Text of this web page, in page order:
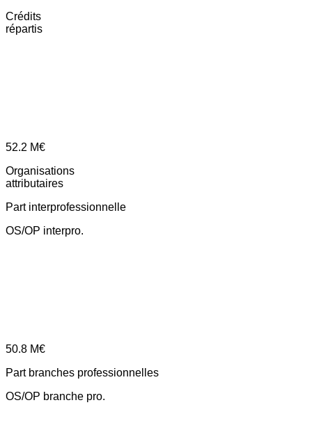
Crédits
répartis
52.2 M€
Organisations
attributaires
Part interprofessionnelle
OS/OP interpro.
50.8 M€
Part branches professionnelles
OS/OP branche pro.